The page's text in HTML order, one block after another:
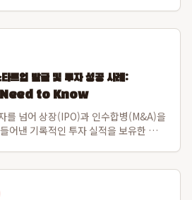
트업 발굴 및 투자 성공 사례:
to Know
를 넘어 상장(IPO)과 인수합병(M&A)을
어낸 기록적인 투자 실적을 보유한 선
처스...